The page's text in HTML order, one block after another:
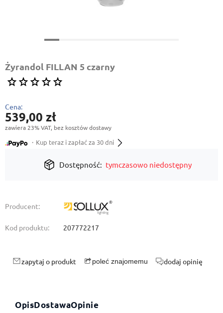
Żyrandol FILLAN 5 czarny
Cena:
539,00 zł
zawiera 23% VAT, bez kosztów dostawy
・Kup teraz i zapłać za 30 dni
Dostępność: tymczasowo niedostępny
Producent:
Kod produktu: 207772217
zapytaj o produkt poleć znajomemu dodaj opinię
OpisDostawaOpinie